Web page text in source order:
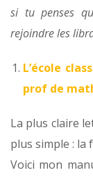
si tu penses
rejoindre les
L’école
prof de
La plus claire
plus simple : la
Voici mon